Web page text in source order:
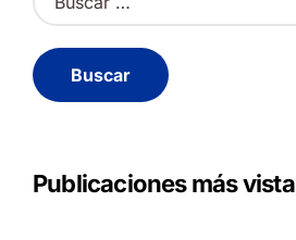
u
c
a
Publicaciones más